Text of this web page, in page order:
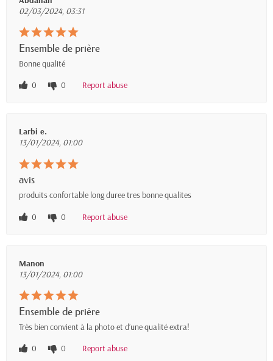
02/03/2024, 03:31
Ensemble de prière
Bonne qualité
0
0 Report abuse
Larbi e.
13/01/2024, 01:00
avis
produits confortable long duree tres bonne qualites
0
0 Report abuse
Manon
13/01/2024, 01:00
Ensemble de prière
Très bien convient à la photo et d’une qualité extra!
0
0 Report abuse